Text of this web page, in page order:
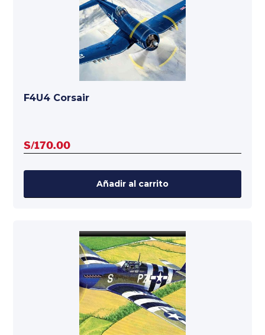
F4U4 Corsair
S/170.00
Añadir al carrito